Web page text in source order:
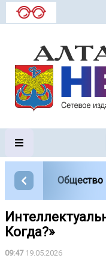
Общество
Когда?»
09:4719.05.2026